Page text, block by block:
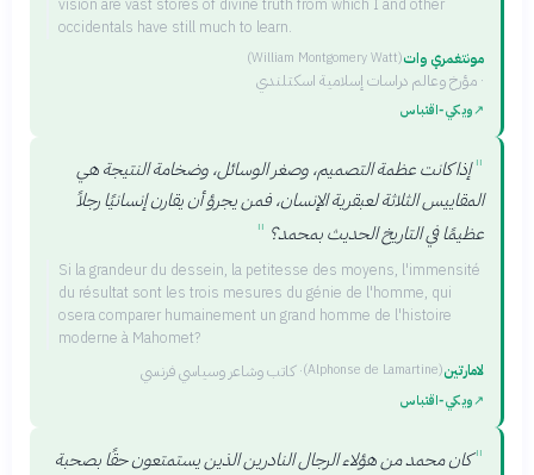
occidentals have still much to learn.
مونتغمري وات
(William Montgomery Watt)
· مؤرخ وعالم دراسات إسلامية اسكتلندي
↗ويكي‑اقتباس
" إذا كانت عظمة التصميم، وصغر الوسائل، وضخامة النتيجة هي
المقاييس الثلاثة لعبقرية الإنسان، فمن يجرؤ أن يقارن إنسانيًا رجلاً
عظيمًا في التاريخ الحديث بمحمد؟ "
Si la grandeur du dessein, la petitesse des moyens, l'immensité
du résultat sont les trois mesures du génie de l'homme, qui
osera comparer humainement un grand homme de l'histoire
moderne à Mahomet?
لامارتين
(Alphonse de Lamartine)
·كاتب وشاعر وسياسي فرنسي
↗ويكي‑اقتباس
"كان محمد من هؤلاء الرجال النادرين الذين يستمتعون حقًا بصحبة